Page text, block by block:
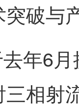
破与
年6
相射